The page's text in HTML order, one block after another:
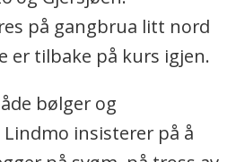
på gangbrua litt nord
er tilbake på kurs igjen.
bølger og
insisterer på å